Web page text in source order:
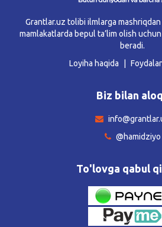
Grantlar.uz tolibi ilmlarga mashriqdan
mamlakatlarda bepul ta’lim olish
beradi.
Loyiha haqida
Biz bilan
@hamidziyo
To'lovga qabul